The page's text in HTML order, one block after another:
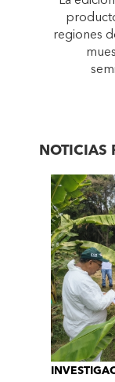
regiones
NOTICIAS